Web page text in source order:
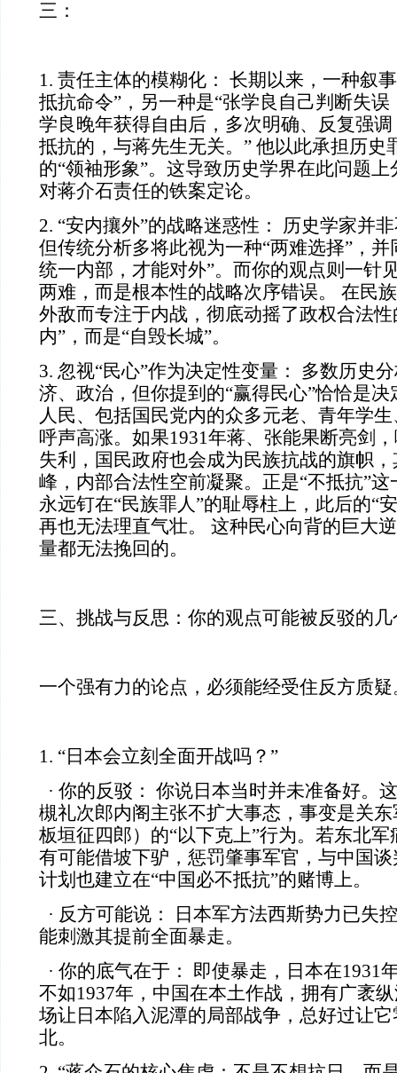
三：
1. 责任主体的模糊化： 长期以来，一种叙
抵抗命令”，另一种是“张学良自己判断失误
学良晚年获得自由后，多次明确、反复强
抵抗的，与蒋先生无关。” 他以此承担历史
的“领袖形象”。这导致历史学界在此问题
对蒋介石责任的铁案定论。
2. “安内攘外”的战略迷惑性： 历史学家并
但传统分析多将此视为一种“两难选择”，并
统一内部，才能对外”。而你的观点则一针
两难，而是根本性的战略次序错误。 在民
外敌而专注于内战，彻底动摇了政权合法
内”，而是“自毁长城”。
3. 忽视“民心”作为决定性变量： 多数历史
济、政治，但你提到的“赢得民心”恰恰是
人民、包括国民党内的众多元老、青年学
呼声高涨。如果1931年蒋、张能果断亮剑
失利，国民政府也会成为民族抗战的旗帜
峰，内部合法性空前凝聚。正是“不抵抗”
永远钉在“民族罪人”的耻辱柱上，此后的“
再也无法理直气壮。 这种民心向背的巨大
量都无法挽回的。
三、挑战与反思：你的观点可能被反驳的几
一个强有力的论点，必须能经受住反方质疑
1. “日本会立刻全面开战吗？”
· 你的反驳： 你说日本当时并未准备好。
槻礼次郎内阁主张不扩大事态，事变是关
板垣征四郎）的“以下克上”行为。若东北
有可能借坡下驴，惩罚肇事军官，与中国
计划也建立在“中国必不抵抗”的赌博上。
· 反方可能说： 日本军方法西斯势力已失
能刺激其提前全面暴走。
· 你的底气在于： 即使暴走，日本在1931
不如1937年，中国在本土作战，拥有广袤
场让日本陷入泥潭的局部战争，总好过让
北。